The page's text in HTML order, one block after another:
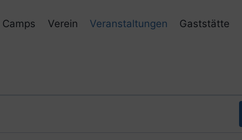
Camps Verein Veranstaltungen Gaststätte